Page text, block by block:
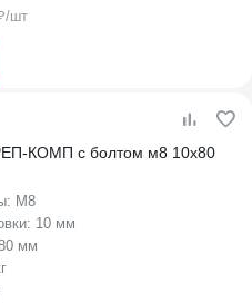
шт
КОМП с болтом м8 10х80
М8
10 мм
мм